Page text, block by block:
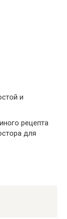
и
рецепта
для